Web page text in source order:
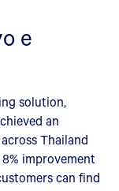
e
solution,
an
Thailand
improvement
can find